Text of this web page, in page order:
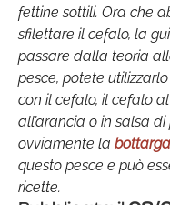
fettine sottili. Ora che
sfilettare il cefalo, la
passare dalla teoria
pesce, potete
con il cefalo, il cefalo
all’arancia o in salsa
ovviamente la bottarga
questo pesce e può
ricette.